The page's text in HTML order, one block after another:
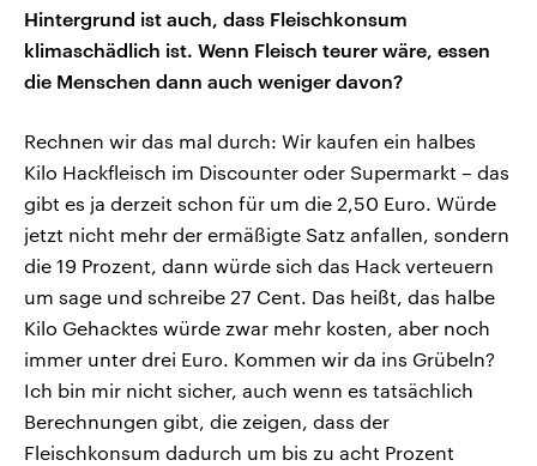
Hintergrund ist auch, dass Fleischkonsum
klimaschädlich ist. Wenn Fleisch teurer wäre, essen
die Menschen dann auch weniger davon?
Rechnen wir das mal durch: Wir kaufen ein halbes
Kilo Hackfleisch im Discounter oder Supermarkt – das
gibt es ja derzeit schon für um die 2,50 Euro. Würde
jetzt nicht mehr der ermäßigte Satz anfallen, sondern
die 19 Prozent, dann würde sich das Hack verteuern
um sage und schreibe 27 Cent. Das heißt, das halbe
Kilo Gehacktes würde zwar mehr kosten, aber noch
immer unter drei Euro. Kommen wir da ins Grübeln?
Ich bin mir nicht sicher, auch wenn es tatsächlich
Berechnungen gibt, die zeigen, dass der
Fleischkonsum dadurch um bis zu acht Prozent